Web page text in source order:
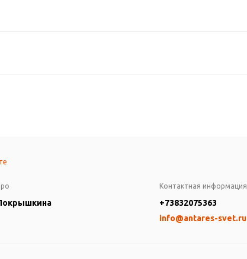
Контактная информация
+73832075363
info@antares-svet.ru